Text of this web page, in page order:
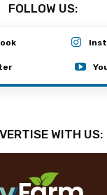
FOLLOW US:
WITH US: